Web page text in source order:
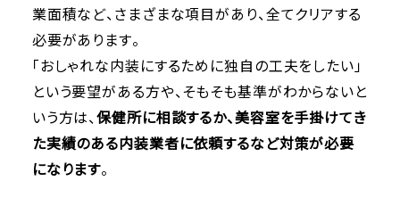
業面積など、さまざまな項目があり、全てクリアする
必要があります。
「おしゃれな内装にするために独自の工夫をしたい」
という要望がある方や、そもそも基準がわからないと
いう方は、保健所に相談するか、美容室を手掛けてき
た実績のある内装業者に依頼するなど対策が必要
になります。